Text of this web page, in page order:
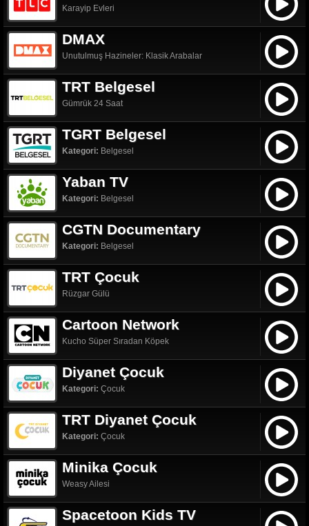
Karayip Evleri
DMAX
Unutulmuş Hazineler: Klasik Arabalar
TRT Belgesel
Gümrük 24 Saat
TGRT Belgesel
Kategori: Belgesel
Yaban TV
Kategori: Belgesel
CGTN Documentary
Kategori: Belgesel
TRT Çocuk
Rüzgar Gülü
Cartoon Network
Kucho Süper Sıradan Köpek
Diyanet Çocuk
Kategori: Çocuk
TRT Diyanet Çocuk
Kategori: Çocuk
Minika Çocuk
Weasy Ailesi
Spacetoon Kids TV